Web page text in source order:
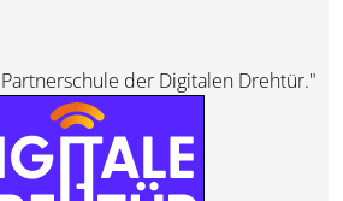
der Digitalen Drehtür."